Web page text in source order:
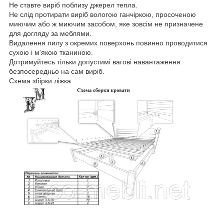
Не ставте виріб поблизу джерел тепла.
Не слід протирати виріб вологою ганчіркою, просоченою
миючим або ж миючим засобом, яке зовсім не призначене
для догляду за меблями.
Видалення пилу з окремих поверхонь повинно проводитися
сухою і м'якою тканиною.
Дотримуйтесь тільки допустимі вагові навантаження
безпосередньо на сам виріб.
Схема збірки ліжка